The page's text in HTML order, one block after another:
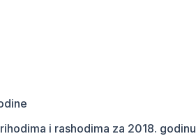
i rashodima za 2018. godinu